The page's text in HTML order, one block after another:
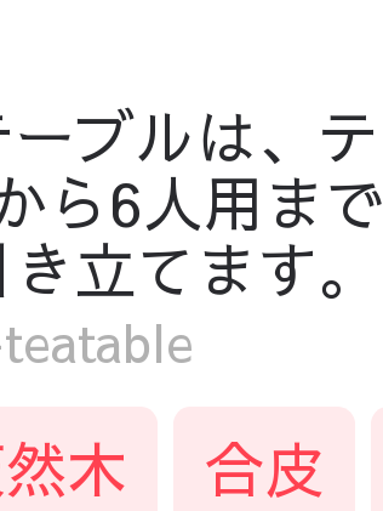
ブルは、
ら6人用ま
立てます。
木 合皮